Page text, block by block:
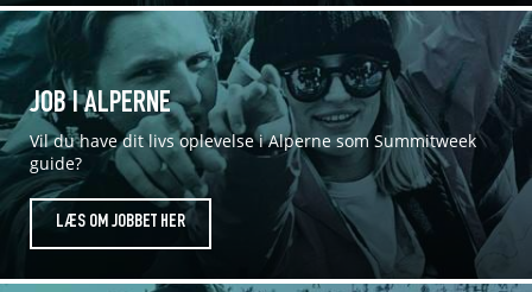
JOB I ALPERNE
Vil du have dit livs oplevelse i Alperne som Summitweek
guide?
LÆS OM JOBBET HER